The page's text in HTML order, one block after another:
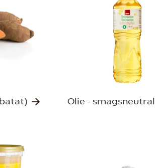
Olie - smagsneutral